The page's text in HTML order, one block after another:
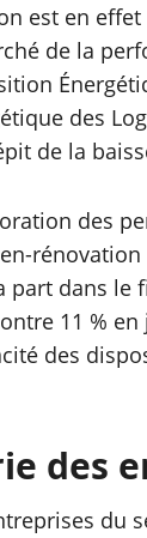
est en
de la
des
de la
des
dans le
11 %
des
des
du